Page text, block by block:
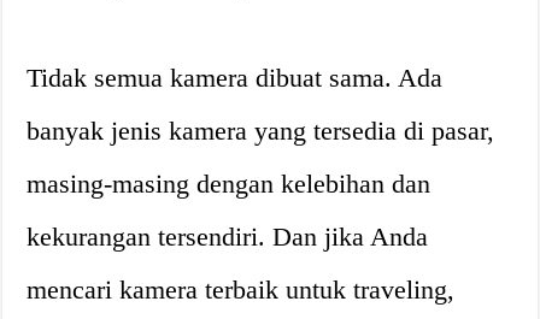
Tidak semua kamera dibuat sama. Ada
banyak jenis kamera yang tersedia di pasar,
masing-masing dengan kelebihan dan
kekurangan tersendiri. Dan jika Anda
mencari kamera terbaik untuk traveling,